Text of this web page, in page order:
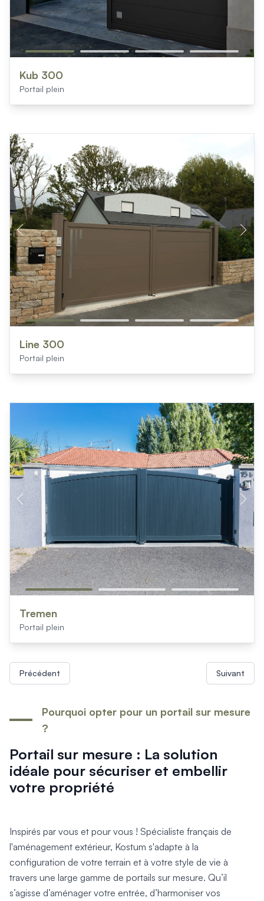
Kub 300
Portail plein
Line 300
Portail plein
Tremen
Portail plein
Précédent Suivant
Portail sur mesure : La solution
idéale pour sécuriser et embellir
votre propriété
Pourquoi opter pour un portail sur mesure
?
Inspirés par vous et pour vous ! Spécialiste français de
l'aménagement extérieur, Kostum s'adapte à la
configuration de votre terrain et à votre style de vie à
travers une large gamme de portails sur mesure. Qu’il
s’agisse d’aménager votre entrée, d’harmoniser vos